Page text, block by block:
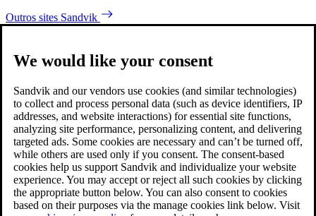
Outros sites Sandvik
We would like your consent
Sandvik and our vendors use cookies (and similar technologies)
to collect and process personal data (such as device identifiers, IP
addresses, and website interactions) for essential site functions,
analyzing site performance, personalizing content, and delivering
targeted ads. Some cookies are necessary and can’t be turned off,
while others are used only if you consent. The consent-based
cookies help us support Sandvik and individualize your website
experience. You may accept or reject all such cookies by clicking
the appropriate button below. You can also consent to cookies
based on their purposes via the manage cookies link below. Visit